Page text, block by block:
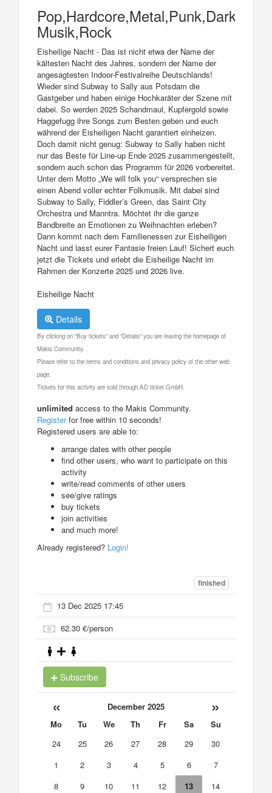
Pop,Hardcore,Metal,Punk,Dark
Musik,Rock
Eisheilige Nacht - Das ist nicht etwa der Name der
kältesten Nacht des Jahres, sondern der Name der
angesagtesten Indoor-Festivalreihe Deutschlands!
Wieder sind Subway to Sally aus Potsdam die
Gastgeber und haben einige Hochkaräter der Szene mit
dabei. So werden 2025 Schandmaul, Kupfergold sowie
Haggefugg ihre Songs zum Besten geben und euch
während der Eisheiligen Nacht garantiert einheizen.
Doch damit nicht genug: Subway to Sally haben nicht
nur das Beste für Line-up Ende 2025 zusammengestellt,
sondern auch schon das Programm für 2026 vorbereitet.
Unter dem Motto „We will folk you“ versprechen sie
einen Abend voller echter Folkmusik. Mit dabei sind
Subway to Sally, Fiddler’s Green, das Saint City
Orchestra und Manntra. Möchtet ihr die ganze
Bandbreite an Emotionen zu Weihnachten erleben?
Dann kommt nach dem Familienessen zur Eisheiligen
Nacht und lasst eurer Fantasie freien Lauf! Sichert euch
jetzt die Tickets und erlebt die Eisheilige Nacht im
Rahmen der Konzerte 2025 und 2026 live.
Eisheilige Nacht
Details
By clicking on "Buy tickets" and "Details" you are leaving the homepage of
Makis Community.
Please refer to the terms and conditions and privacy policy of the other web
page.
Tickets for this activity are sold through AD ticket GmbH.
unlimited access to the Makis Community.
Registerfor free within 10 seconds!
Registered users are able to:
arrange dates with other people
find other users, who want to participate on this
activity
write/read comments of other users
see/give ratings
buy tickets
join activities
and much more!
Already registered? Login!
finished
13 Dec 2025 17:45
62.30 €/person
Subscribe
« December 2025 »
Mo Tu We Th Fr Sa
Su
24
25 26 27 28 29
30
1
2 3 4 5 6
7
8
9 10 11 12 13
14